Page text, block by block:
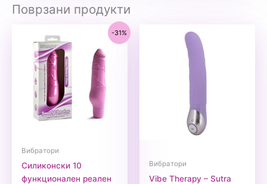
Поврзани продукти
-31%
Вибратори
Силиконски 10
функционален реален
Вибратори
Vibe Therapy – Sutra